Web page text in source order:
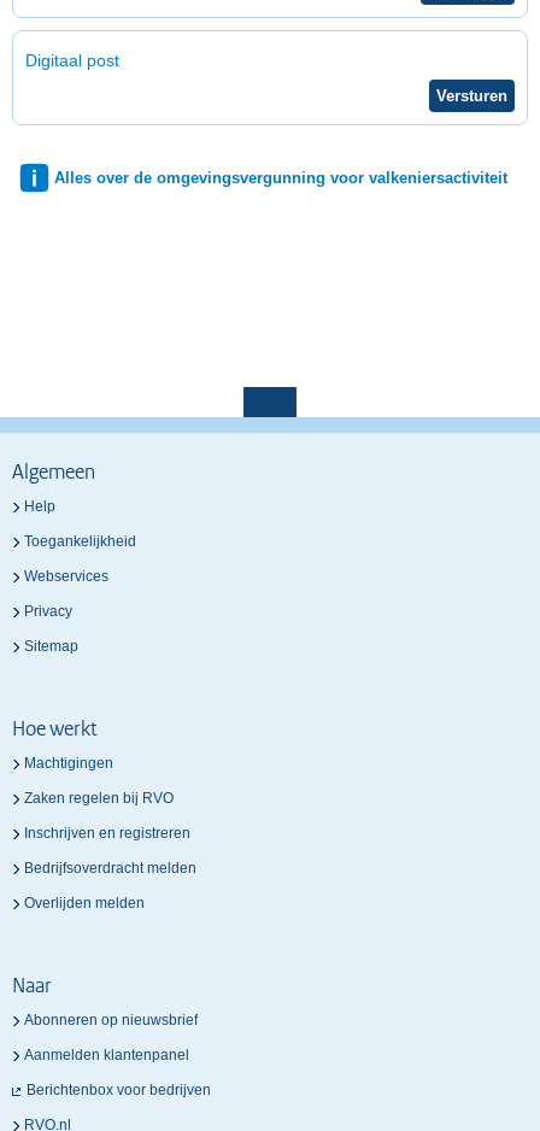
Digitaal post
Alles over de omgevingsvergunning voor valkeniersactiviteit
Algemeen
Help
Toegankelijkheid
Webservices
Privacy
Sitemap
Hoe werkt
Machtigingen
Zaken regelen bij RVO
Inschrijven en registreren
Bedrijfsoverdracht melden
Overlijden melden
Naar
Abonneren op nieuwsbrief
Aanmelden klantenpanel
Berichtenbox voor bedrijven
RVO.nl